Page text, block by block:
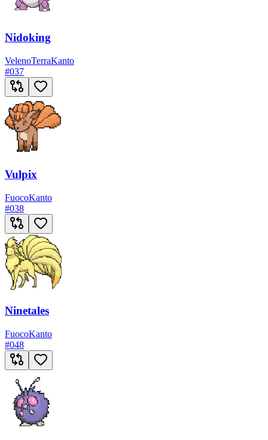
Nidoking
VelenoTerraKanto
#037
Vulpix
FuocoKanto
#038
Ninetales
FuocoKanto
#048